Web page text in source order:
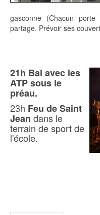
gasconne (Chacun
partage. Prévoir ses
21h Bal avec les
ATP sous le
préau.
23h Feu de Saint
Jean dans le
terrain de sport de
l'école.